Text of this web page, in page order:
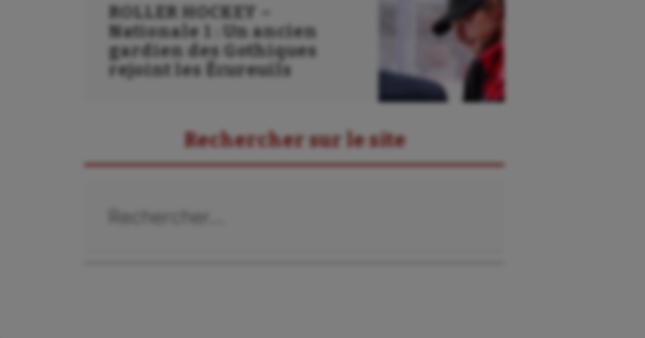
ROLLER HOCKEY –
Nationale 1 : Un ancien
gardien des Gothiques
rejoint les Écureuils
Rechercher sur le site